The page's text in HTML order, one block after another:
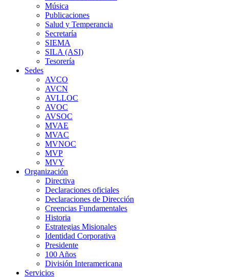
Música
Publicaciones
Salud y Temperancia
Secretaría
SIEMA
SILA (ASI)
Tesorería
Sedes
AVCO
AVCN
AVLLOC
AVOC
AVSOC
MVAE
MVAC
MVNOC
MVP
MVY
Organización
Directiva
Declaraciones oficiales
Declaraciones de Dirección
Creencias Fundamentales
Historia
Estrategias Misionales
Identidad Corporativa
Presidente
100 Años
División Interamericana
Servicios